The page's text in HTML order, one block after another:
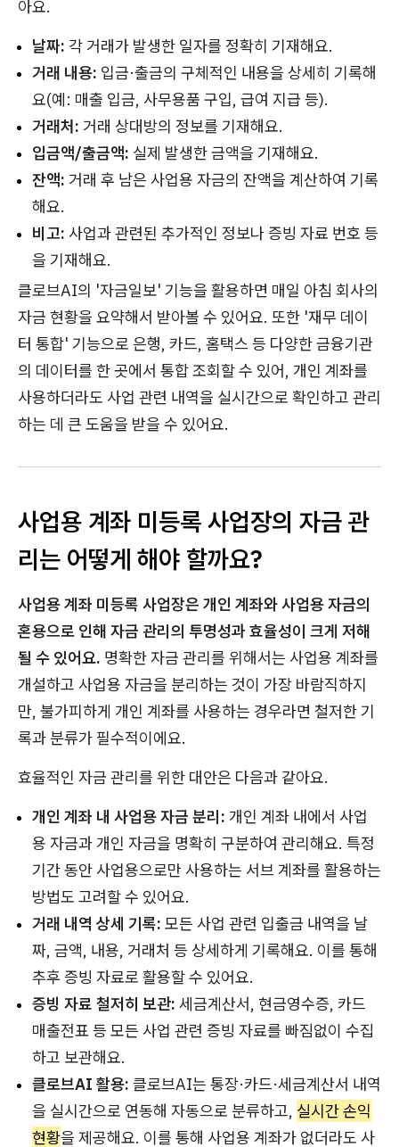
아요.
날짜: 각 거래가 발생한 일자를 정확히 기재해요.
거래 내용: 입금·출금의 구체적인 내용을 상세히 기록해
요(예: 매출 입금, 사무용품 구입, 급여 지급 등).
거래처: 거래 상대방의 정보를 기재해요.
입금액/출금액: 실제 발생한 금액을 기재해요.
잔액: 거래 후 남은 사업용 자금의 잔액을 계산하여 기록
해요.
비고: 사업과 관련된 추가적인 정보나 증빙 자료 번호 등
을 기재해요.
클로브AI의 '자금일보' 기능을 활용하면 매일 아침 회사의
자금 현황을 요약해서 받아볼 수 있어요. 또한 '재무 데이
터 통합' 기능으로 은행, 카드, 홈택스 등 다양한 금융기관
의 데이터를 한 곳에서 통합 조회할 수 있어, 개인 계좌를
사용하더라도 사업 관련 내역을 실시간으로 확인하고 관리
하는 데 큰 도움을 받을 수 있어요.
사업용 계좌 미등록 사업장의 자금 관
리는 어떻게 해야 할까요?
사업용 계좌 미등록 사업장은 개인 계좌와 사업용 자금의
혼용으로 인해 자금 관리의 투명성과 효율성이 크게 저해
될 수 있어요. 명확한 자금 관리를 위해서는 사업용 계좌를
개설하고 사업용 자금을 분리하는 것이 가장 바람직하지
만, 불가피하게 개인 계좌를 사용하는 경우라면 철저한 기
록과 분류가 필수적이에요.
효율적인 자금 관리를 위한 대안은 다음과 같아요.
개인 계좌 내 사업용 자금 분리: 개인 계좌 내에서 사업
용 자금과 개인 자금을 명확히 구분하여 관리해요. 특정
기간 동안 사업용으로만 사용하는 서브 계좌를 활용하는
방법도 고려할 수 있어요.
거래 내역 상세 기록: 모든 사업 관련 입출금 내역을 날
짜, 금액, 내용, 거래처 등 상세하게 기록해요. 이를 통해
추후 증빙 자료로 활용할 수 있어요.
증빙 자료 철저히 보관: 세금계산서, 현금영수증, 카드
매출전표 등 모든 사업 관련 증빙 자료를 빠짐없이 수집
하고 보관해요.
클로브AI 활용: 클로브AI는 통장·카드·세금계산서 내역
을 실시간으로 연동해 자동으로 분류하고, 실시간 손익
현황을 제공해요. 이를 통해 사업용 계좌가 없더라도 사